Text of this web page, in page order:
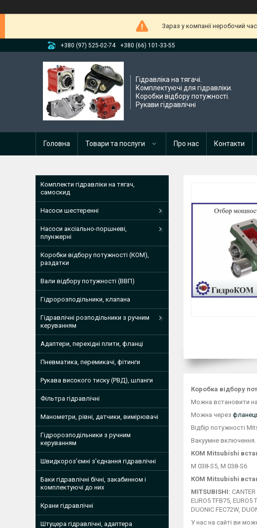
Зараз у компанії неробочий
+380 (97) 525-02-74 +380 (66) 101-33-55
Гідравліка на тягачі.
Комплектуючі для гідравліки.
Коробки відбору потужності.
Рукави гідравлічні
Головна Товари та послуги Про нас Контакти
Коробка відбору
Можна встановити
Можна через
Відбір потужності
Вакуумне включення.
КОМ Mitsubishi
M 038-S5, M 038-S6
КОМ Mitsubishi
MITSUBISHI:
EURO5 TFB75, EURO5
DUONIC FEC72W,
У нас на сайті ви
Комплекти гідравліки на тягач,
самоскид
Насоси шестеренні
Насоси аксіально-поршневі,
плунжерні
Коробки відбору потужності (КОМ),
раздатки
Вали відбору потужності (ВВП)
Гідророзподільники, клапана
Гідравлічні розподільники з ручним
керуванням
Адаптери, перехідні плити, фланці
Пневматика, перемикачі, фітинги
Рукава високого тиску (РВД), шланги
Фільтра гідравлічні
Манометри, рівні, датчики, вимірювачі
Гідророзподільники з ручним
керуванням
Швидкороз'ємні з'єднання гідравлічні
Баки гідравлічні бічні, закабинном і
комплектуючі до них
Крани гідравлічні
Штуцера гідравлічні, адаптера